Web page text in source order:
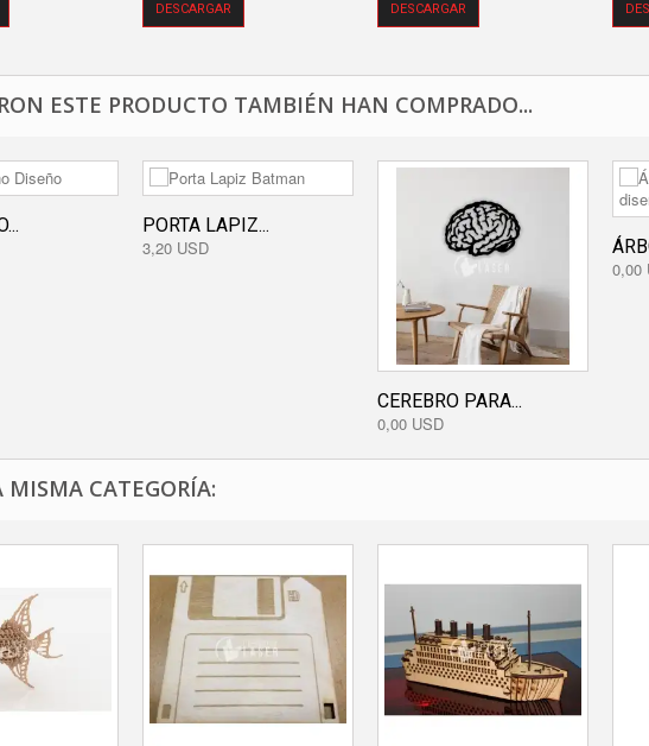
DESCARGAR DESCARGAR
ESTE PRODUCTO TAMBIÉN HAN COMPRADO...
PORTA LAPIZ...
3,20 USD
CEREBRO PARA...
0,00 USD
0,00
MISMA CATEGORÍA: